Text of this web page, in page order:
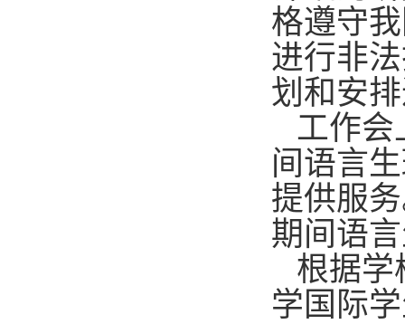
格遵守
进行非
划和安
工作会
间语言
提供服
期间语
根据学
学国际